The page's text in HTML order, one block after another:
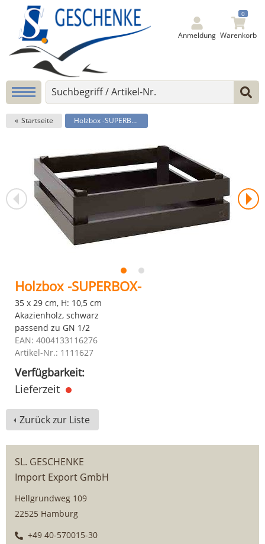
Anmeldung
0
Warenkorb
Startseite Holzbox -SUPERBOX-
Holzbox -SUPERBOX-
35 x 29 cm, H: 10,5 cm
Akazienholz, schwarz
passend zu GN 1/2
EAN: 4004133116276
Artikel-Nr.: 1111627
Verfügbarkeit:
Lieferzeit
Zurück zur Liste
SL. GESCHENKE
Import Export GmbH
Hellgrundweg 109
22525 Hamburg
+49 40-570015-30